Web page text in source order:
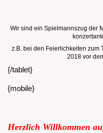
Wir sind ein Spielmannszug der
z.B. bei den Feierlichkeiten zum
2018 vor
{/tablet}
{mobile}
Herzlich Willkommen